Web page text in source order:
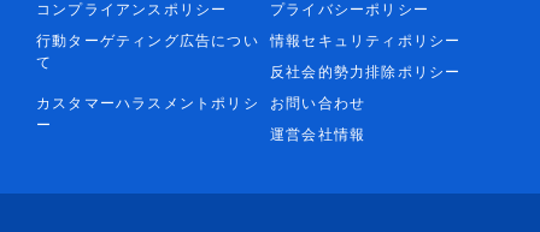
コンプライアンスポリシー
プライバシーポリシー
行動ターゲティング広告につい
て
情報セキュリティポリシー
反社会的勢力排除ポリシー
カスタマーハラスメントポリシ
ー
お問い合わせ
運営会社情報